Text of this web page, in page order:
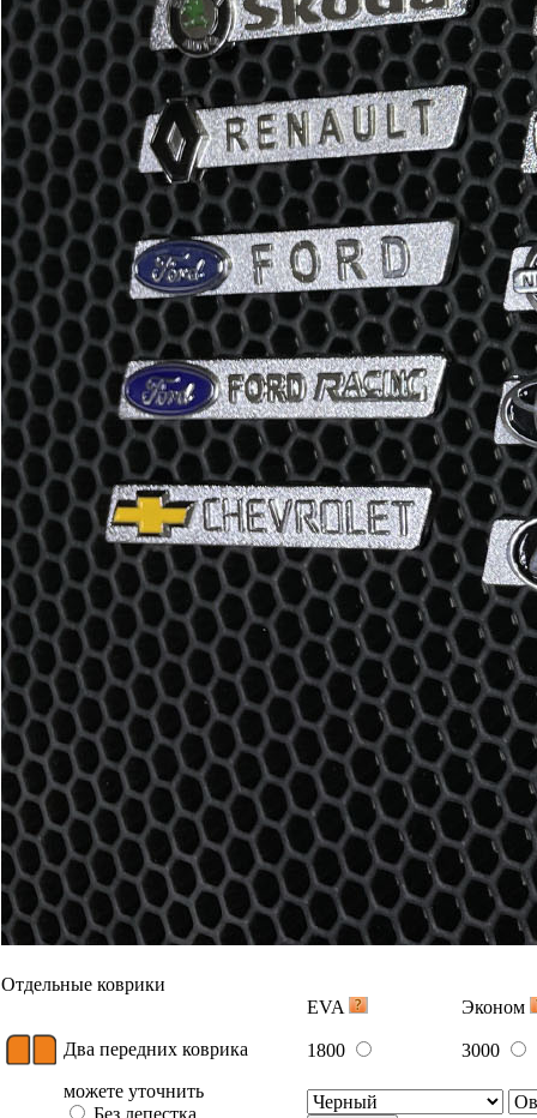
Отдельные коврики
EVA
Эконом
Два передних коврика 1800
3000
можете уточнить
Без лепестка